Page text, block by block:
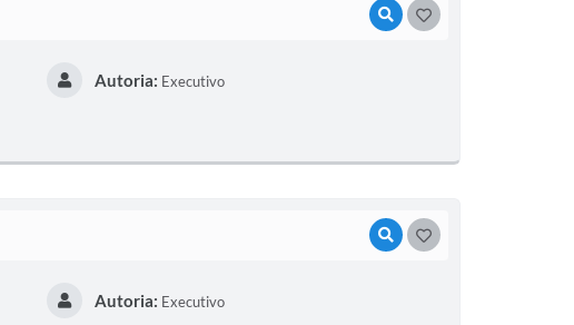
VISUALIZAR
Autoria: Executivo
VISUALIZAR
Autoria: Executivo